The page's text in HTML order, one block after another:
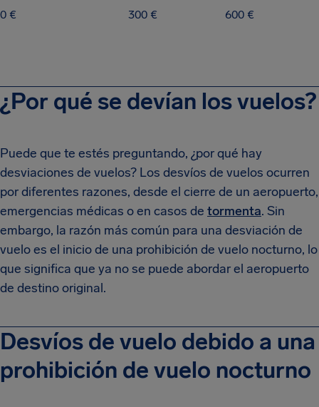
0 € 300 € 600 €
¿Por qué se devían los vuelos?
Puede que te estés preguntando, ¿por qué hay
desviaciones de vuelos? Los desvíos de vuelos ocurren
por diferentes razones, desde el cierre de un aeropuerto,
emergencias médicas o en casos de tormenta. Sin
embargo, la razón más común para una desviación de
vuelo es el inicio de una prohibición de vuelo nocturno, lo
que significa que ya no se puede abordar el aeropuerto
de destino original.
Desvíos de vuelo debido a una
prohibición de vuelo nocturno